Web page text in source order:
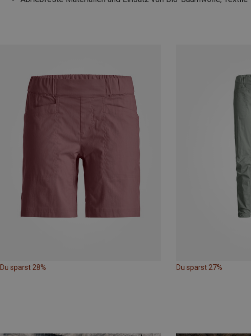
Du sparst 28% Du sparst 27%